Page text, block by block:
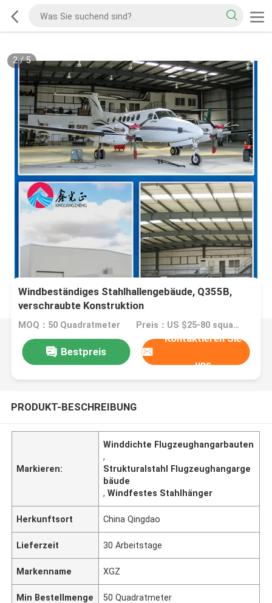
2/5
Windbeständiges Stahlhallengebäude, Q355B,
verschraubte Konstruktion
MOQ：50 Quadratmeter Preis：US $25-80 square meter
Bestpreis
Kontaktieren Sie
uns
PRODUKT-BESCHREIBUNG
Markieren:
Winddichte Flugzeughangarbauten
,
Strukturalstahl Flugzeughangarge
bäude
,Windfestes Stahlhänger
Herkunftsort China Qingdao
Lieferzeit 30 Arbeitstage
Markenname XGZ
Min Bestellmenge 50 Quadratmeter